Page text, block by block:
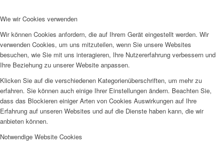
Wie wir Cookies verwenden
Wir können Cookies anfordern, die auf Ihrem Gerät eingestellt werden. Wir
verwenden Cookies, um uns mitzuteilen, wenn Sie unsere Websites
besuchen, wie Sie mit uns interagieren, Ihre Nutzererfahrung verbessern und
Ihre Beziehung zu unserer Website anpassen.
Klicken Sie auf die verschiedenen Kategorienüberschriften, um mehr zu
erfahren. Sie können auch einige Ihrer Einstellungen ändern. Beachten Sie,
dass das Blockieren einiger Arten von Cookies Auswirkungen auf Ihre
Erfahrung auf unseren Websites und auf die Dienste haben kann, die wir
anbieten können.
Notwendige Website Cookies